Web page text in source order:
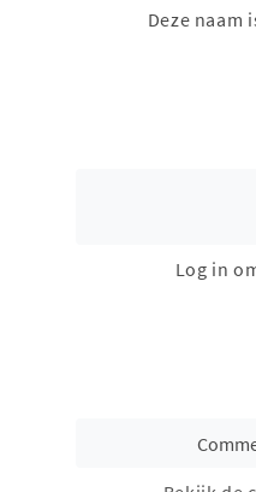
Deze naam
Log in